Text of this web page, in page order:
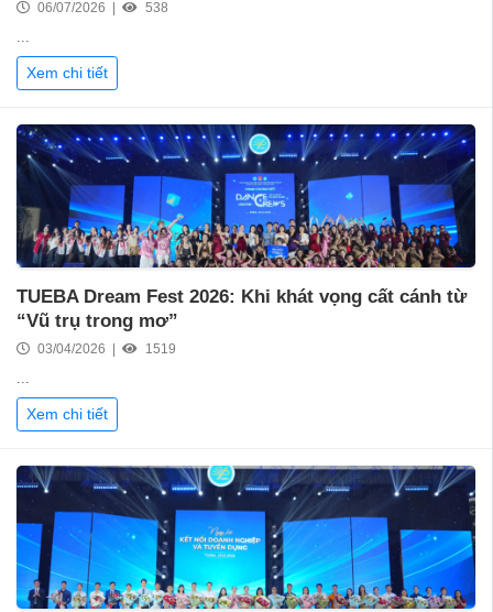
06/07/2026 | 538
...
Xem chi tiết
TUEBA Dream Fest 2026: Khi khát vọng cất cánh từ
“Vũ trụ trong mơ”
03/04/2026 | 1519
...
Xem chi tiết